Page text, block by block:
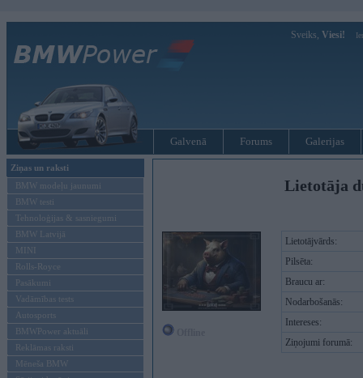
Sveiks, Viesi!
Galvenā Forums Galerijas
Ziņas un raksti
BMW modeļu jaunumi
BMW testi
Tehnoloģijas & sasniegumi
BMW Latvijā
MINI
Rolls-Royce
Pasākumi
Vadāmības tests
Autosports
BMWPower aktuāli
Reklāmas raksti
Mēneša BMW
Lietotāja
Lietotājvārds:
Pilsēta:
Braucu ar:
Nodarbošanās:
Intereses:
Ziņojumi forumā: